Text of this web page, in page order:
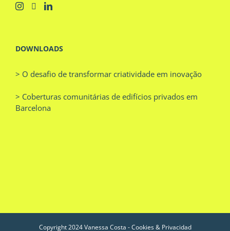
DOWNLOADS
> O desafio de transformar criatividade em inovação
> Coberturas comunitárias de edifícios privados em
Barcelona
Copyright 2024 Vanessa Costa -Cookies & Privacidad